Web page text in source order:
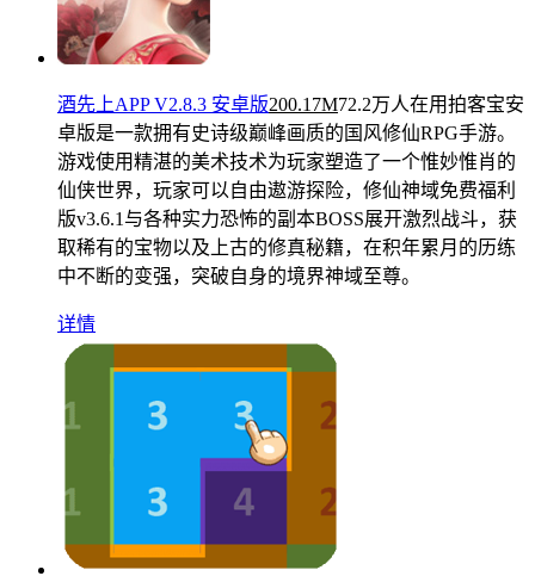
酒先上APP V2.8.3 安卓版200.17M72.2万人在用拍客宝安
卓版是一款拥有史诗级巅峰画质的国风修仙RPG手游。
游戏使用精湛的美术技术为玩家塑造了一个惟妙惟肖的
仙侠世界，玩家可以自由遨游探险，修仙神域免费福利
版v3.6.1与各种实力恐怖的副本BOSS展开激烈战斗，获
取稀有的宝物以及上古的修真秘籍，在积年累月的历练
中不断的变强，突破自身的境界神域至尊。
详情